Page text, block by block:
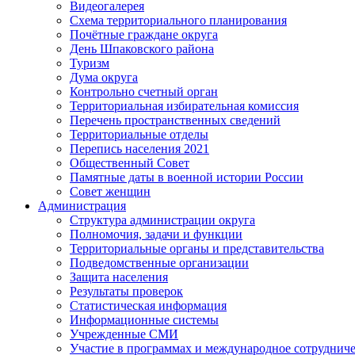
Видеогалерея
Схема территориального планирования
Почётные граждане округа
День Шпаковского района
Туризм
Дума округа
Контрольно счетный орган
Территориальная избирательная комиссия
Перечень пространственных сведений
Территориальные отделы
Перепись населения 2021
Общественный Совет
Памятные даты в военной истории России
Совет женщин
Администрация
Структура администрации округа
Полномочия, задачи и функции
Территориальные органы и представительства
Подведомственные организации
Защита населения
Результаты проверок
Статистическая информация
Информационные системы
Учрежденные СМИ
Участие в программах и международное